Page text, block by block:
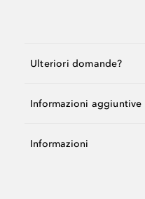
Ulteriori domande?
Informazioni aggiuntive
Informazioni